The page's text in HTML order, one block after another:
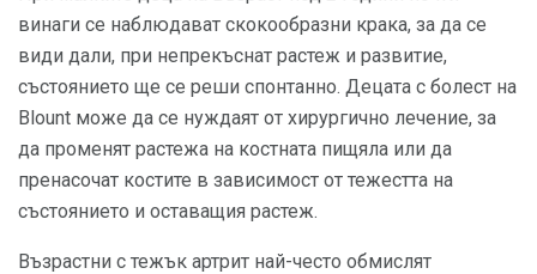
винаги се наблюдават скокообразни крака, за да се
види дали, при непрекъснат растеж и развитие,
състоянието ще се реши спонтанно. Децата с болест на
Blount може да се нуждаят от хирургично лечение, за
да променят растежа на костната пищяла или да
пренасочат костите в зависимост от тежестта на
състоянието и оставащия растеж.
Възрастни с тежък артрит най-често обмислят